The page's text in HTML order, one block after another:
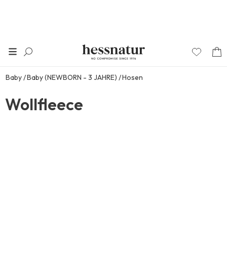
Baby Baby (NEWBORN - 3 JAHRE) Hosen
Wollfleece